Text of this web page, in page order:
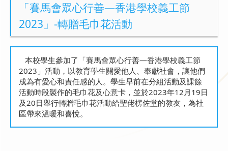
「賽馬會眾心行善—香港學校義工節
2023」-轉贈毛巾花活動
本校學生參加了「賽馬會眾心行善—香港學校義工節
2023」活動，以教育學生關愛他人、奉獻社會，讓他們
成為有愛心和責任感的人。學生早前在分組活動及課餘
活動時段製作的毛巾花及心意卡，並於2023年12月19日
及20日舉行轉贈毛巾花活動給聖佬楞佐堂的教友，為社
區帶來溫暖和喜悅。